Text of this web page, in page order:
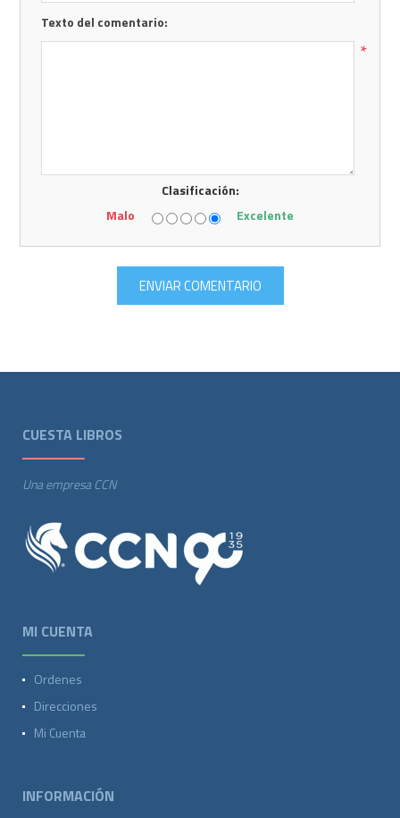
Texto del comentario:
*
Clasificación:
Malo
Excelente
CUESTA LIBROS
Una empresa CCN
MI CUENTA
Ordenes
Direcciones
Mi Cuenta
INFORMACIÓN